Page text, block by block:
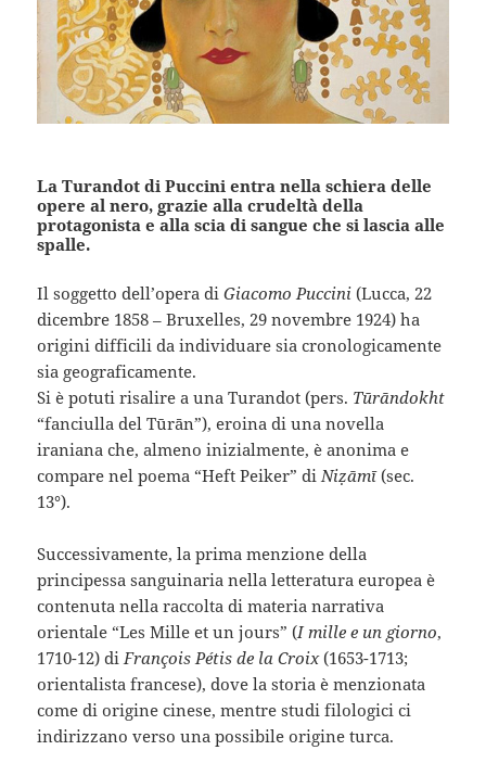
La Turandot di Puccini entra nella schiera delle
opere al nero, grazie alla crudeltà della
protagonista e alla scia di sangue che si lascia alle
spalle.
Il soggetto dell’opera diGiacomo Puccini (Lucca, 22
dicembre 1858 – Bruxelles, 29 novembre 1924) ha
origini difficili da individuare sia cronologicamente
sia geograficamente.
Si è potuti risalire a una Turandot (pers. Tūrāndokht
“fanciulla del Tūrān”), eroina di una novella
iraniana che, almeno inizialmente, è anonima e
compare nel poema “Heft Peiker” diNiẓāmī(sec.
13°).
Successivamente, la prima menzione della
principessa sanguinaria nella letteratura europea è
contenuta nella raccolta di materia narrativa
orientale “Les Mille et un jours” (I mille e un giorno,
1710-12) diFrançois Pétis de la Croix(1653-1713;
orientalista francese), dove la storia è menzionata
come di origine cinese, mentre studi filologici ci
indirizzano verso una possibile origine turca.